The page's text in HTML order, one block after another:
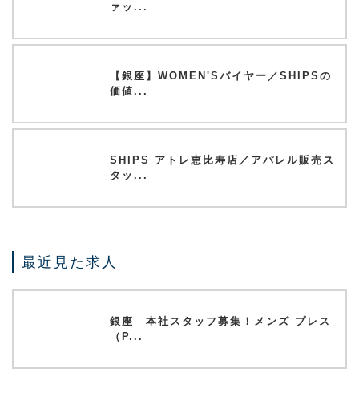
ァッ...
【銀座】WOMEN'Sバイヤー／SHIPSの
価値...
SHIPS アトレ恵比寿店／アパレル販売ス
タッ...
最近見た求人
銀座 本社スタッフ募集！メンズ プレス
（P...